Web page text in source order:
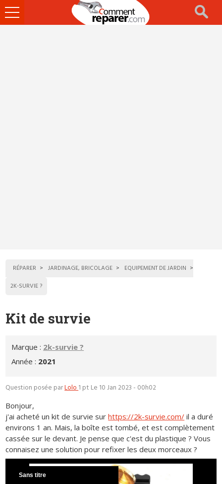
Ouvrir
le
RÉPARER JARDINAGE, BRICOLAGE
EQUIPEMENT DE JARDIN
2K-SURVIE ?
Kit de survie
Marque : 2k-survie ?
Année : 2021
Question posée parLolo1 pt Le 10 Jan 2023 - 00h02
Bonjour,
j'ai acheté un kit de survie surhttps://2k-survie.com/ il a duré
environs 1 an. Mais, la boîte est tombé, et est complètement
cassée sur le devant. Je pense que c'est du plastique ? Vous
connaisez une solution pour refixer les deux morceaux ?
Sans titre